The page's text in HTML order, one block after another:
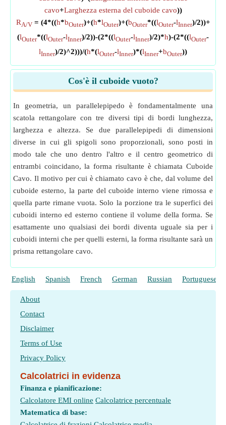
cavo+Larghezza esterna del cuboide cavo))
RA/V= (4*((h*bOuter)+(h*lOuter)+(bOuter*((lOuter-lInner)/2))+
(lOuter*((lOuter-lInner)/2))-(2*((lOuter-lInner)/2)*h)-(2*((lOuter-
lInner)/2)^2)))/(h*(lOuter-lInner)*(lInner+bOuter))
Cos'è il cuboide vuoto?
In geometria, un parallelepipedo è fondamentalmente una
scatola rettangolare con tre diversi tipi di bordi lunghezza,
larghezza e altezza. Se due parallelepipedi di dimensioni
diverse in cui gli spigoli sono proporzionali, sono posti in
modo tale che uno dentro l'altro e il centro geometrico di
entrambi coincidano, la forma risultante è chiamata Cuboide
Cavo. Il motivo per cui è chiamato cavo è che, dal volume del
cuboide esterno, la parte del cuboide interno viene rimossa e
quella parte rimane vuota. Solo la porzione tra le superfici dei
cuboidi interno ed esterno contiene il volume della forma. Se
esattamente uno qualsiasi dei bordi diventa uguale sia per i
cuboidi interni che per quelli esterni, la forma risultante sarà un
prisma rettangolare cavo.
English Spanish French German Russian Portuguese
About
Contact
Disclaimer
Terms of Use
Privacy Policy
Calcolatrici in evidenza
Finanza e pianificazione:
Calcolatore EMI online Calcolatrice percentuale
Matematica di base: